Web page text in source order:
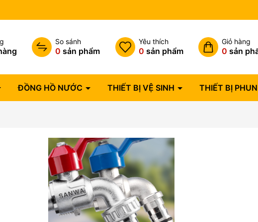
So sánh
0 sản phẩm
Yêu thích
0 sản phẩm
Giỏ hàng
0 sản
ĐỒNG HỒ NƯỚC THIẾT BỊ VỆ SINH THIẾT BỊ